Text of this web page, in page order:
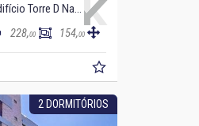
Apartamento no Edifício Torre D Napoli
228,00 154,00
2 DORMITÓRIOS